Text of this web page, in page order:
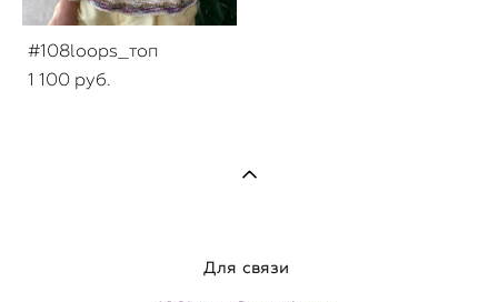
#108loops_топ
1 100 pуб.
Для связи